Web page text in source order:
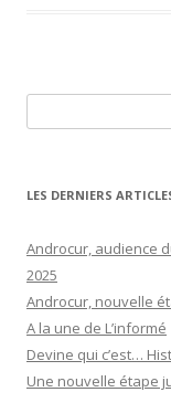
LES DERNIERS
Androcur, audience
2025
Androcur, nouvelle
A la une de L’informé
Devine qui c’est…
Une nouvelle étape